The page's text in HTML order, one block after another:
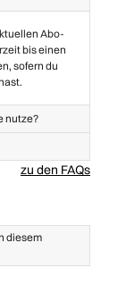
Abo-
bis einen
sofern du
nutze?
zu den FAQs
diesem